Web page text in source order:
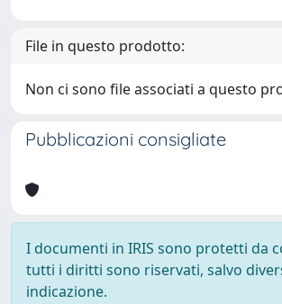
File in questo prodotto:
Non ci sono file associati a questo
Pubblicazioni consigliate
I documenti in IRIS sono protetti da
tutti i diritti sono riservati, salvo
indicazione.